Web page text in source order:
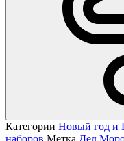
Категории Новый год и